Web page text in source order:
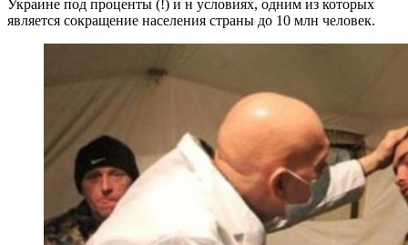
Украине под проценты (!) и н условиях, одним из которых
является сокращение населения страны до 10 млн человек.